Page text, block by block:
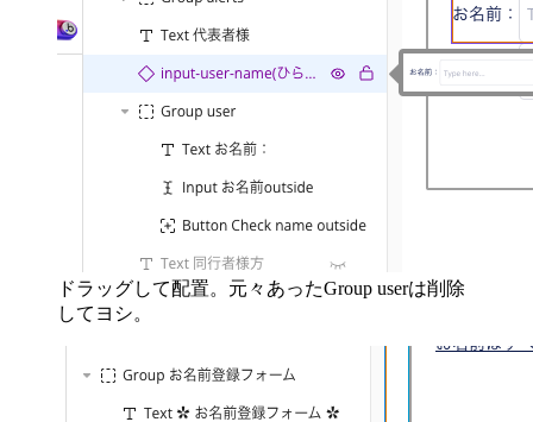
ドラッグして配置。元々あったGroup userは削除
してヨシ。